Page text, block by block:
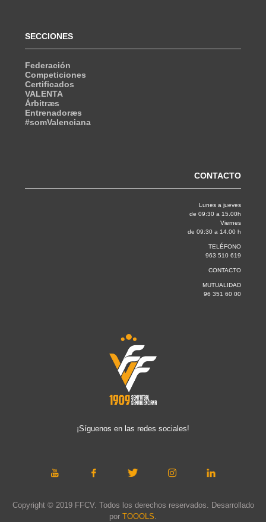
SECCIONES
Federación
Competiciones
Certificados
VALENTA
Árbitræs
Entrenadoræs
#somValenciana
CONTACTO
Lunes a jueves
de 09:30 a 15.00h
Viernes
de 09:30 a 14.00 h
TELÉFONO
963 510 619
CONTACTO
MUTUALIDAD
96 351 60 00
¡Síguenos en las redes sociales!
Copyright © 2019 FFCV. Todos los derechos reservados. Desarrollado
por TOOOLS